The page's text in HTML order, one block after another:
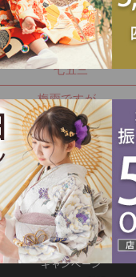
初着の撮影は４ヶ月まで♡
七五三
七五三
梅雨ですが…
SITEMAP
新着情報
キャンペーン